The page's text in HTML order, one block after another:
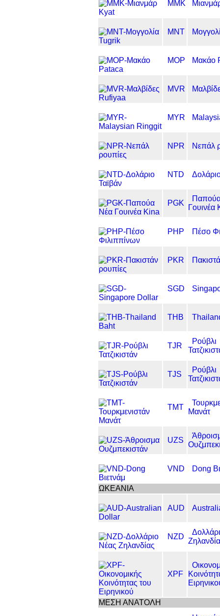
MMK
MNT
MOP Μακάο
MVR
MYR
NPR Νεπάλ
NTD
PGK
Γουινέα
PHP Πέσο
PKR
SGD
THB
TJR
Ρούβλι
TJS
Ρούβλι
TMT
Μανάτ
UZS
VND Dong
ΩΚΕΑΝΙΑ
AUD
NZD
XPF
ΜΕΣΗ ΑΝΑΤΟΛΗ